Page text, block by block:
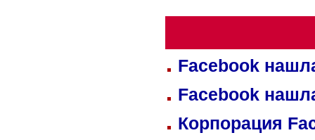
Facebook
Facebook
Корпорация